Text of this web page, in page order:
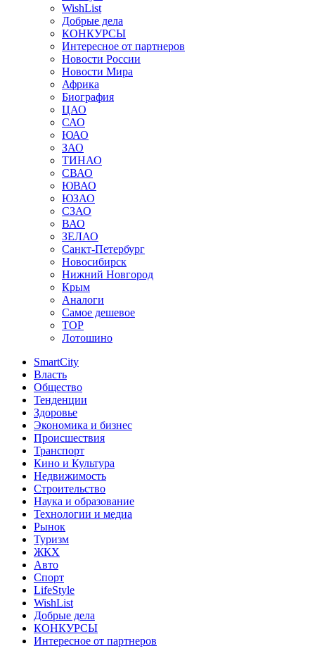
WishList
Добрые дела
КОНКУРСЫ
Интересное от партнеров
Новости России
Новости Мира
Африка
Биография
ЦАО
САО
ЮАО
ЗАО
ТИНАО
СВАО
ЮВАО
ЮЗАО
СЗАО
ВАО
ЗЕЛАО
Санкт-Петербург
Новосибирск
Нижний Новгород
Крым
Аналоги
Самое дешевое
TOP
Лотошино
SmartCity
Власть
Общество
Тенденции
Здоровье
Экономика и бизнес
Происшествия
Транспорт
Кино и Культура
Недвижимость
Строительство
Наука и образование
Технологии и медиа
Рынок
Туризм
ЖКХ
Авто
Спорт
LifeStyle
WishList
Добрые дела
КОНКУРСЫ
Интересное от партнеров